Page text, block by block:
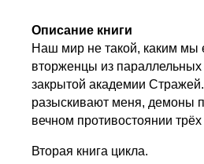
Описание книги
Наш мир не такой, каким мы
вторженцы из
закрытой академии
разыскивают меня, демоны
вечном противостоянии
Вторая книга цикла.